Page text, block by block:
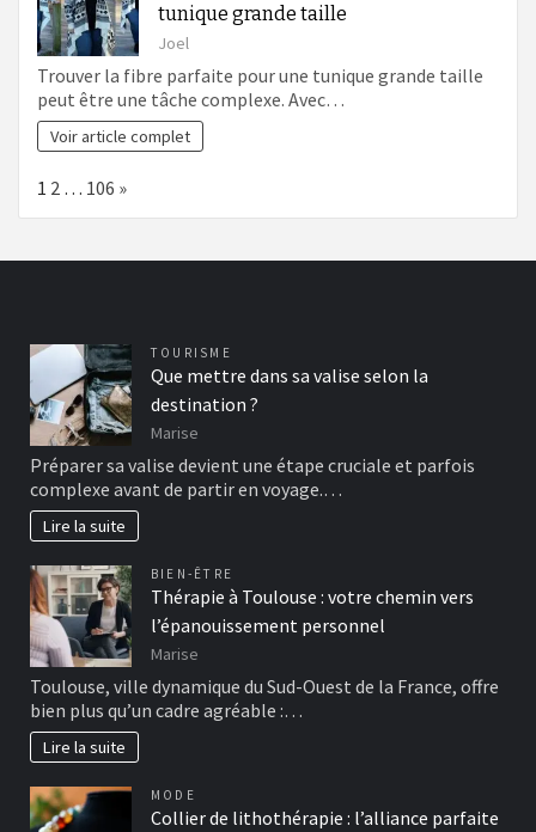
tunique grande taille
Joel
Trouver la fibre parfaite pour une tunique grande taille
peut être une tâche complexe. Avec…
Voir article complet
Page:
1 2 … 106 Next
»
TOURISME
Que mettre dans sa valise selon la
destination ?
Marise
Préparer sa valise devient une étape cruciale et parfois
complexe avant de partir en voyage.…
Lire la suite
BIEN-ÊTRE
Thérapie à Toulouse : votre chemin vers
l’épanouissement personnel
Marise
Toulouse, ville dynamique du Sud-Ouest de la France, offre
bien plus qu’un cadre agréable :…
Lire la suite
MODE
Collier de lithothérapie : l’alliance parfaite